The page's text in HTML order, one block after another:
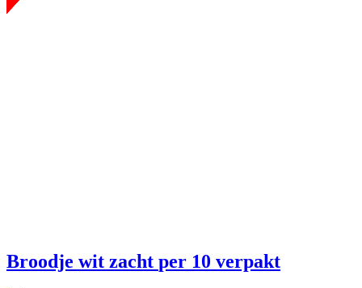
Broodje wit zacht per 10 verpakt